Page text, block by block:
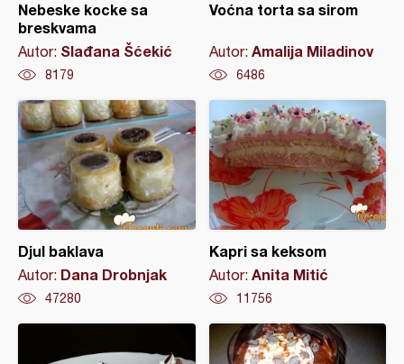
Nebeske kocke sa
breskvama
Autor: Slađana Šćekić
8179
Voćna torta sa sirom
Autor: Amalija Miladinov
6486
Djul baklava
Autor: Dana Drobnjak
47280
Kapri sa keksom
Autor: Anita Mitić
11756